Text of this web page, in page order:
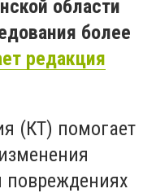
области
более
редакция
(КТ) помогает
повреждениях